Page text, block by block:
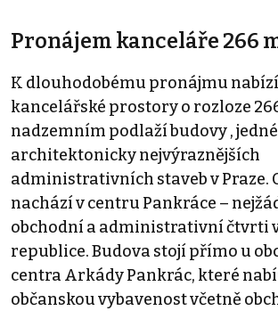
Pronájem kanceláře 266
K dlouhodobému pronájmu
kancelářské prostory o rozloze 266
nadzemním podlaží budovy , jedné
architektonicky nejvýraznějších
administrativních staveb v Praze.
nachází v centru Pankráce –
obchodní a administrativní čtvrti v
republice. Budova stojí přímo u
centra Arkády Pankrác, které
občanskou vybavenost včetně